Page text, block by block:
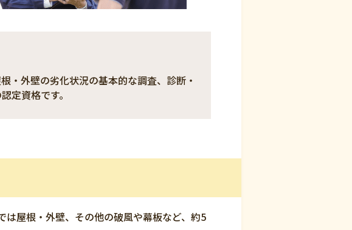
・外壁の劣化状況の基本的な調査、診断・
定資格です。
屋根・外壁、その他の破風や幕板など、約5